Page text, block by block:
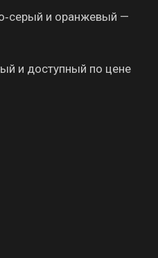
и оранжевый —
и доступный по цене